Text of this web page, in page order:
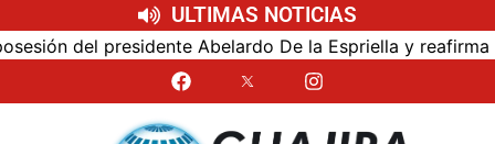
ULTIMAS NOTICIAS
presidente Abelardo De la Espriella y reafirma su